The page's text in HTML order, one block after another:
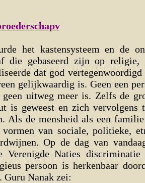
het kastensysteem en de
die gebaseerd zijn op religie,
dat god
gelijkwaardig is. Geen een
uitweg meer is. Zelfs de
is geweest en zich vervolgens
Als de mensheid als een
van sociale, politieke,
Op de dag van
Verenigde Naties
persoon is herkenbaar
Guru Nanak zei: